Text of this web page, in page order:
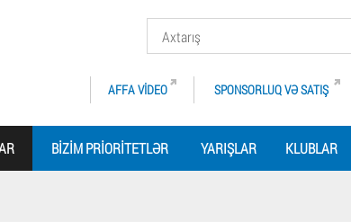
AFFA VIDEO SPONSORLUQ VƏ SATIŞ
BIZIM PRIORITETLƏR YARIŞLAR KLUBLAR